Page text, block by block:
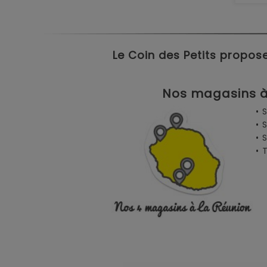
Le Coin des Petits
Nos magasins
•
•
•
•